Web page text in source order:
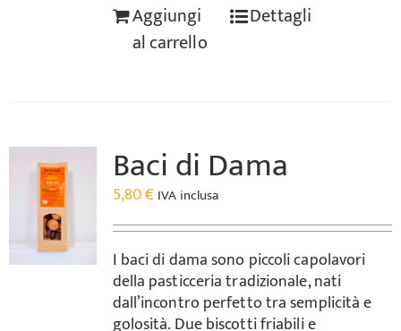
Aggiungi
al carrello
Dettagli
Baci di Dama
5,80€ IVA inclusa
I baci di dama sono piccoli capolavori
della pasticceria tradizionale, nati
dall’incontro perfetto tra semplicità e
golosità. Due biscotti friabili e